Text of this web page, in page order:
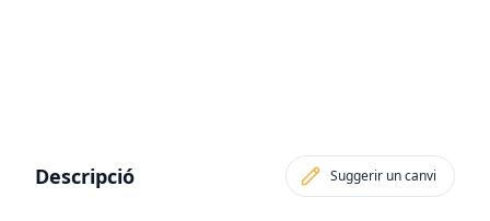
Descripció Suggerir un canvi